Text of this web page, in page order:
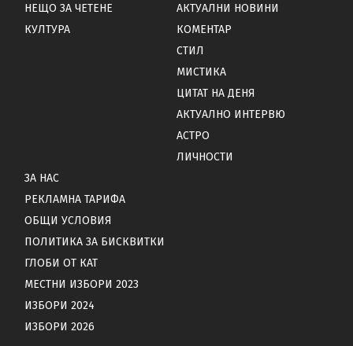
НЕЩО ЗА ЧЕТЕНЕ
КУЛТУРА
АКТУАЛНИ НОВИНИ
КОМЕНТАР
СТИЛ
МИСТИКА
ЦИТАТ НА ДЕНЯ
АКТУАЛНО ИНТЕРВЮ
АСТРО
ЛИЧНОСТИ
ЗА НАС
РЕКЛАМНА ТАРИФА
ОБЩИ УСЛОВИЯ
ПОЛИТИКА ЗА БИСКВИТКИ
ГЛОБИ ОТ КАТ
МЕСТНИ ИЗБОРИ 2023
ИЗБОРИ 2024
ИЗБОРИ 2026